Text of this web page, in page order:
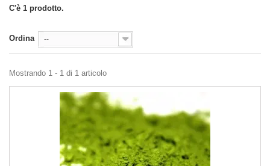
C'è 1 prodotto.
Ordina --
Mostrando 1 - 1 di 1 articolo